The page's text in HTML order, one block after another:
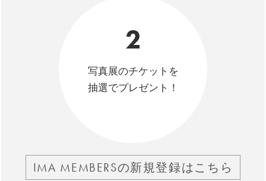
2
写真展のチケットを
抽選でプレゼント！
IMA MEMBERSの新規登録はこちら